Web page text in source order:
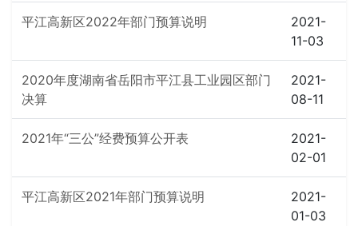
平江高新区2022年部门预算说明
2021-
11-03
2020年度湖南省岳阳市平江县工业园区部门
决算
2021-
08-11
2021年“三公”经费预算公开表
2021-
02-01
平江高新区2021年部门预算说明
2021-
01-03